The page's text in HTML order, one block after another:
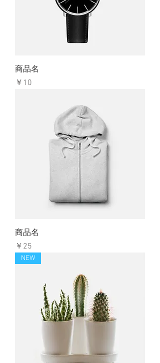
商品名
価格
￥10
商品名
価格
￥25
NEW